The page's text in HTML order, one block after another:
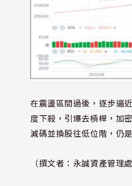
在震盪區間過後，逐步逼
度下殺，引爆去槓桿，加
減碼並換股往低位階，仍
（撰文者：永誠資產管理